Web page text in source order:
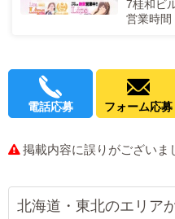
7桂和ビ
営業時
電話応募 フォーム応募
掲載内容に誤りがございま
北海道・東北のエリア